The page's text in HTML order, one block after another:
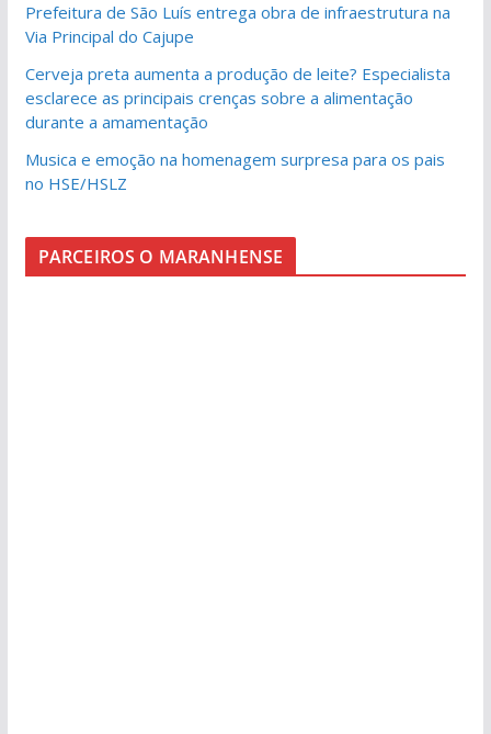
Prefeitura de São Luís entrega obra de infraestrutura na
Via Principal do Cajupe
Cerveja preta aumenta a produção de leite? Especialista
esclarece as principais crenças sobre a alimentação
durante a amamentação
Musica e emoção na homenagem surpresa para os pais
no HSE/HSLZ
PARCEIROS O MARANHENSE